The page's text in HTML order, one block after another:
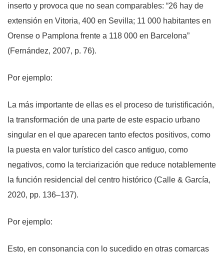
inserto y provoca que no sean comparables: “26 hay de
extensión en Vitoria, 400 en Sevilla; 11 000 habitantes en
Orense o Pamplona frente a 118 000 en Barcelona”
(Fernández, 2007, p. 76).
Por ejemplo:
La más importante de ellas es el proceso de turistificación,
la transformación de una parte de este espacio urbano
singular en el que aparecen tanto efectos positivos, como
la puesta en valor turístico del casco antiguo, como
negativos, como la terciarización que reduce notablemente
la función residencial del centro histórico (Calle & García,
2020, pp. 136–137).
Por ejemplo:
Esto, en consonancia con lo sucedido en otras comarcas